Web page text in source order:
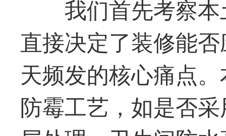
我们首先考察
直接决定了装修能
天频发的核心痛点
防霉工艺，如是否